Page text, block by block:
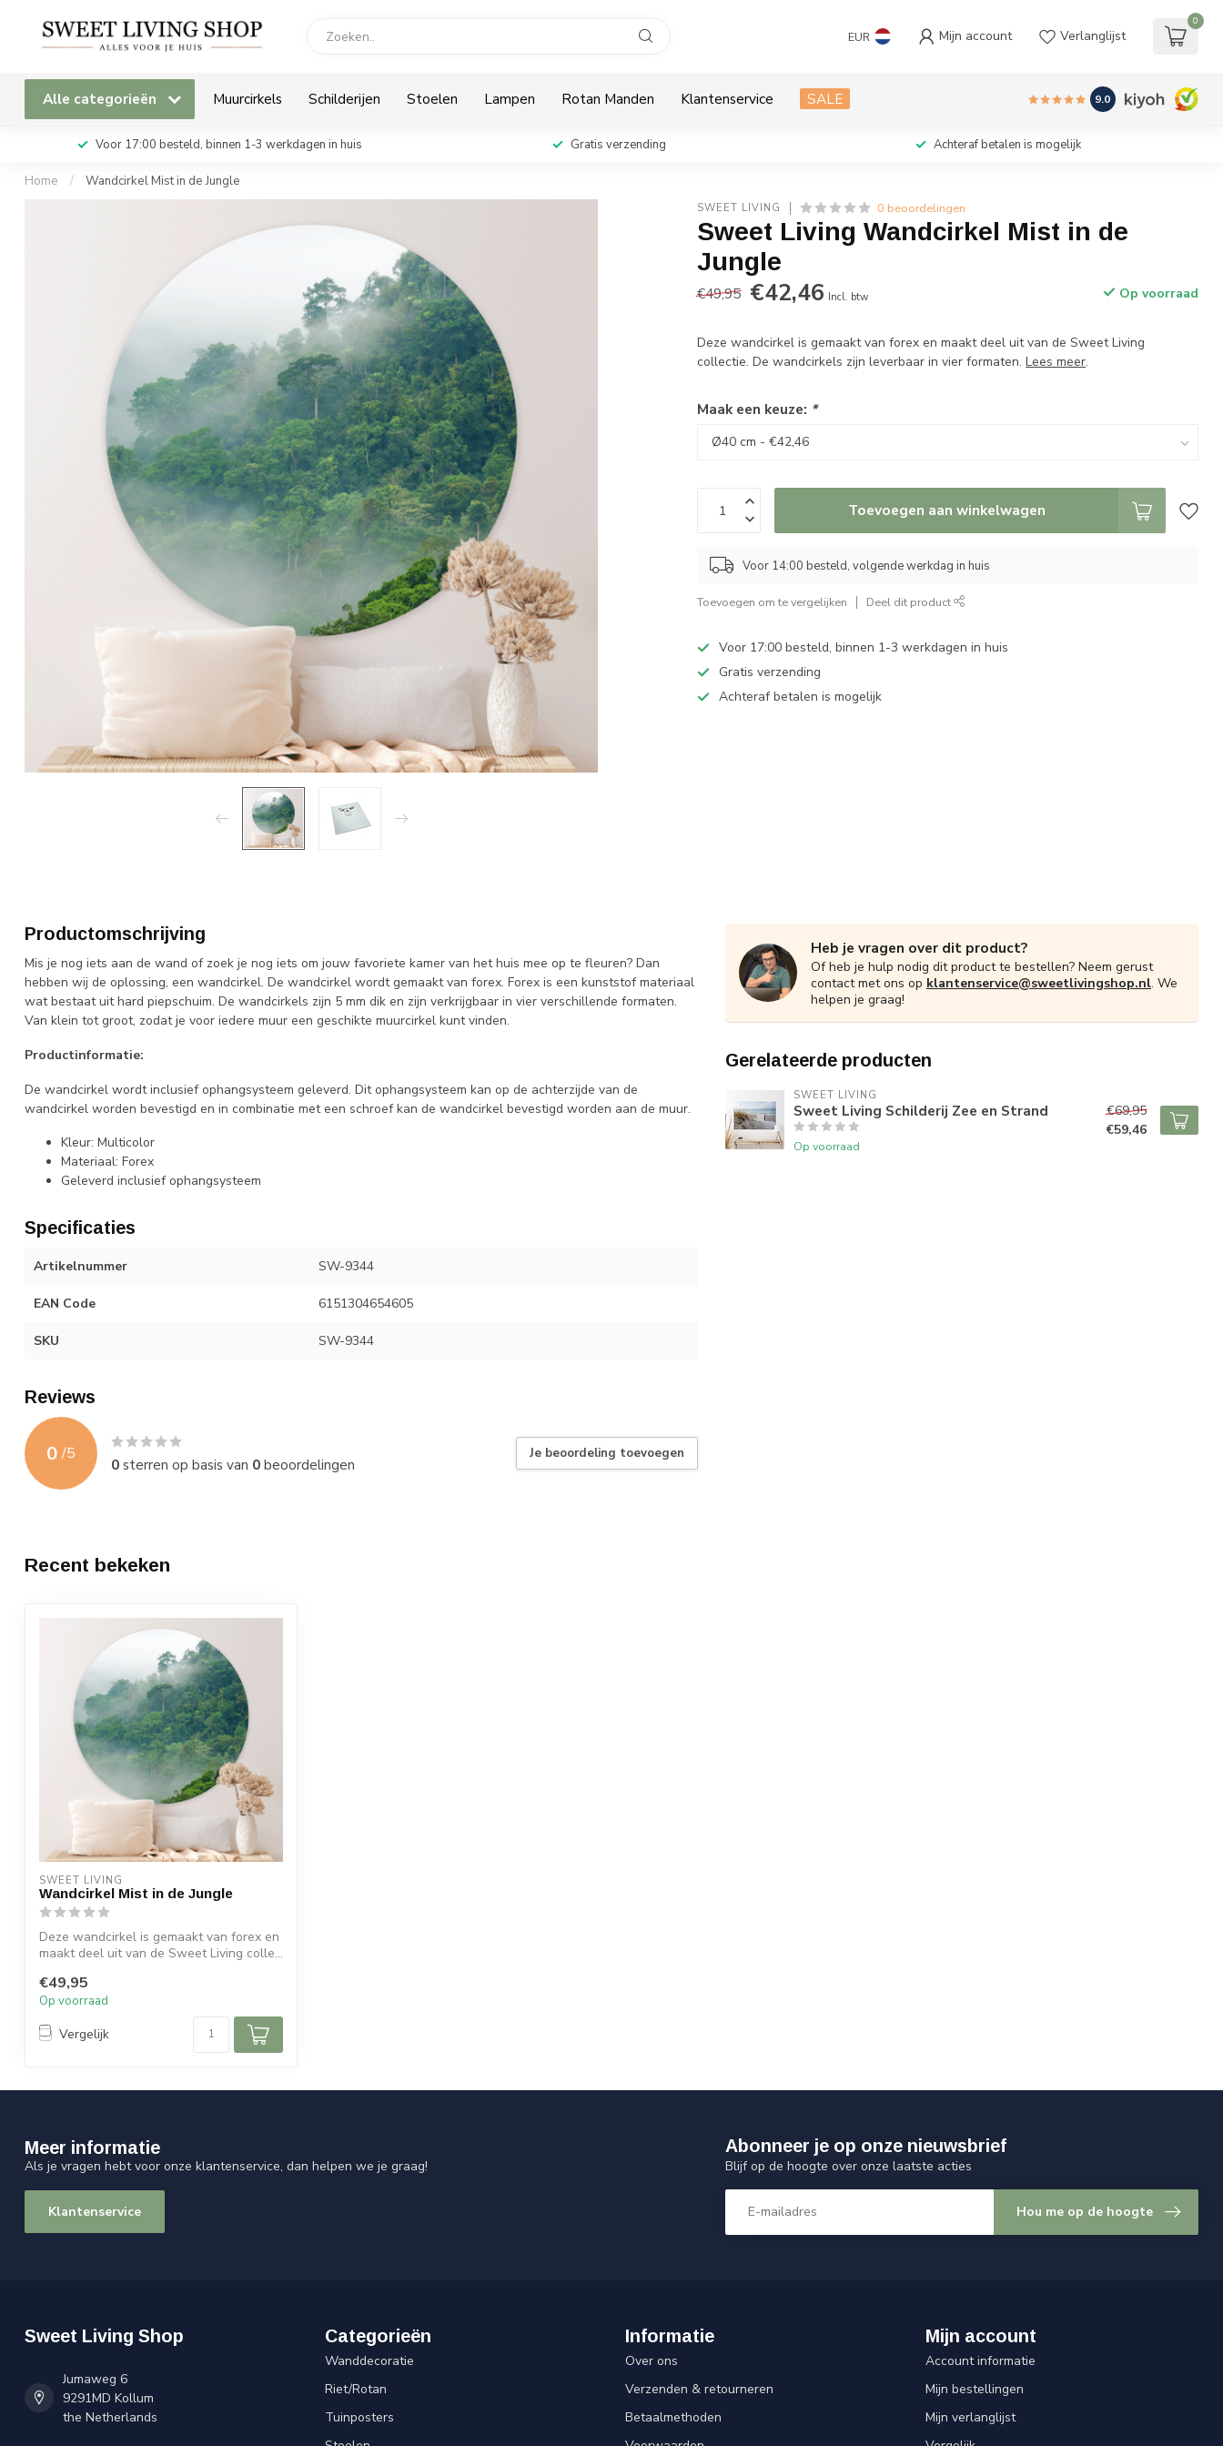
EUR Mijn account Verlanglijst
0
Alle categorieën Muurcirkels Schilderijen Stoelen Lampen Rotan Manden Klantenservice SALE 9.0
Voor 17:00 besteld, binnen 1-3 werkdagen in huis Gratis verzending Achteraf betalen is mogelijk
Home / Wandcirkel Mist in de Jungle
SWEET LIVING 0 beoordelingen
Sweet Living Wandcirkel Mist in de
Jungle
€49,95 €42,46 Incl. btw Op voorraad
Deze wandcirkel is gemaakt van forex en maakt deel uit van de Sweet Living
collectie. De wandcirkels zijn leverbaar in vier formaten.Lees meer.
Maak een keuze: *
Toevoegen aan winkelwagen
Voor 14:00 besteld, volgende werkdag in huis
Toevoegen om te vergelijken Deel dit product
Voor 17:00 besteld, binnen 1-3 werkdagen in huis
Gratis verzending
Achteraf betalen is mogelijk
Productomschrijving
Mis je nog iets aan de wand of zoek je nog iets om jouw favoriete kamer van het huis mee op te fleuren? Dan
hebben wij de oplossing, een wandcirkel. De wandcirkel wordt gemaakt van forex. Forex is een kunststof materiaal
wat bestaat uit hard piepschuim. De wandcirkels zijn 5 mm dik en zijn verkrijgbaar in vier verschillende formaten.
Van klein tot groot, zodat je voor iedere muur een geschikte muurcirkel kunt vinden.
Productinformatie:
De wandcirkel wordt inclusief ophangsysteem geleverd. Dit ophangsysteem kan op de achterzijde van de
wandcirkel worden bevestigd en in combinatie met een schroef kan de wandcirkel bevestigd worden aan de muur.
Kleur: Multicolor
Materiaal: Forex
Geleverd inclusief ophangsysteem
Specificaties
Artikelnummer SW-9344
EAN Code 6151304654605
SKU SW-9344
Reviews
0 /5
0sterren op basis van 0beoordelingen
Je beoordeling toevoegen
Heb je vragen over dit product?
Of heb je hulp nodig dit product te bestellen? Neem gerust
contact met ons op klantenservice@sweetlivingshop.nl. We
helpen je graag!
Gerelateerde producten
SWEET LIVING
Sweet Living Schilderij Zee en Strand
Op voorraad
€69,95
€59,46
Recent bekeken
SWEET LIVING
Wandcirkel Mist in de Jungle
Deze wandcirkel is gemaakt van forex en
maakt deel uit van de Sweet Living colle...
€49,95
Op voorraad
Vergelijk
Meer informatie
Als je vragen hebt voor onze klantenservice, dan helpen we je graag!
Klantenservice
Abonneer je op onze nieuwsbrief
Blijf op de hoogte over onze laatste acties
Hou me op de hoogte
Sweet Living Shop
Jumaweg 6
9291MD Kollum
the Netherlands
Categorieën
Wanddecoratie
Riet/Rotan
Tuinposters
Informatie
Over ons
Verzenden & retourneren
Betaalmethoden
Mijn account
Account informatie
Mijn bestellingen
Mijn verlanglijst